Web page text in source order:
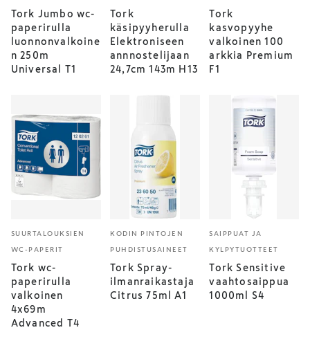
Tork Jumbo wc-
paperirulla
luonnonvalkoine
n 250m
Universal T1
Tork
käsipyyherulla
Elektroniseen
annnostelijaan
24,7cm 143m H13
Tork
kasvopyyhe
valkoinen 100
arkkia Premium
F1
SUURTALOUKSIEN
WC-PAPERIT
Tork wc-
paperirulla
valkoinen
4x69m
Advanced T4
KODIN PINTOJEN
PUHDISTUSAINEET
Tork Spray-
ilmanraikastaja
Citrus 75ml A1
SAIPPUAT JA
KYLPYTUOTTEET
Tork Sensitive
vaahtosaippua
1000ml S4